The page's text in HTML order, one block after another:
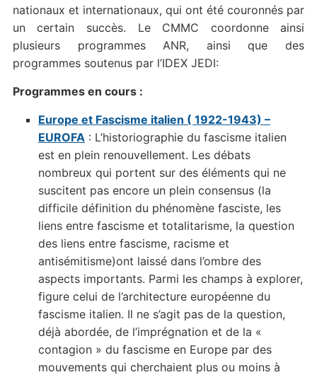
nationaux et internationaux, qui ont été couronnés par
un certain succès. Le CMMC coordonne ainsi
plusieurs programmes ANR, ainsi que des
programmes soutenus par l’IDEX JEDI:
Programmes en cours :
Europe et Fascisme italien ( 1922-1943) –
EUROFA: L’historiographie du fascisme italien
est en plein renouvellement. Les débats
nombreux qui portent sur des éléments qui ne
suscitent pas encore un plein consensus (la
difficile définition du phénomène fasciste, les
liens entre fascisme et totalitarisme, la question
des liens entre fascisme, racisme et
antisémitisme)ont laissé dans l’ombre des
aspects importants. Parmi les champs à explorer,
figure celui de l’architecture européenne du
fascisme italien. Il ne s’agit pas de la question,
déjà abordée, de l’imprégnation et de la «
contagion » du fascisme en Europe par des
mouvements qui cherchaient plus ou moins à